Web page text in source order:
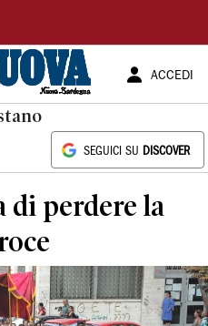
ACCEDI
SEGUICI SU DISCOVER
perdere la